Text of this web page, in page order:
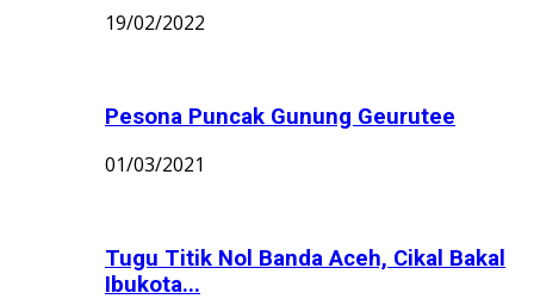
19/02/2022
Pesona Puncak Gunung Geurutee
01/03/2021
Tugu Titik Nol Banda Aceh, Cikal Bakal
Ibukota...